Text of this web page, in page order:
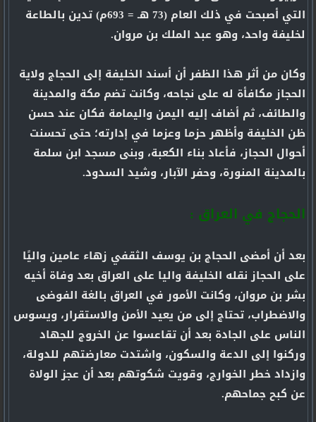
التي أصبحت في ذلك العام (73 هـ = 693م) تدين بالطاعة
لخليفة واحد، وهو عبد الملك بن مروان.
وكان من أثر هذا الظفر أن أسند الخليفة إلى الحجاج ولاية
الحجاز مكافأة له على نجاحه، وكانت تضم مكة والمدينة
والطائف، ثم أضاف إليه اليمن واليمامة فكان عند حسن
ظن الخليفة وأظهر حزما وعزما في إدارته؛ حتى تحسنت
أحوال الحجاز، فأعاد بناء الكعبة، وبنى مسجد ابن سلمة
بالمدينة المنورة، وحفر الآبار، وشيد السدود.
الحجاج في العراق :
بعد أن أمضى الحجاج بن يوسف الثقفي زهاء عامين واليًا
على الحجاز نقله الخليفة واليا على العراق بعد وفاة أخيه
بشر بن مروان، وكانت الأمور في العراق بالغة الفوضى
والاضطراب، تحتاج إلى من يعيد الأمن والاستقرار، ويسوس
الناس على الجادة بعد أن تقاعسوا عن الخروج للجهاد
وركنوا إلى الدعة والسكون، واشتدت معارضتهم للدولة،
وازداد خطر الخوارج، وقويت شكوتهم بعد أن عجز الولاة
عن كبح جماحهم.